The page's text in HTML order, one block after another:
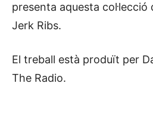
presenta aquesta col·lecció
Jerk Ribs.
El treball està produït per
The Radio.